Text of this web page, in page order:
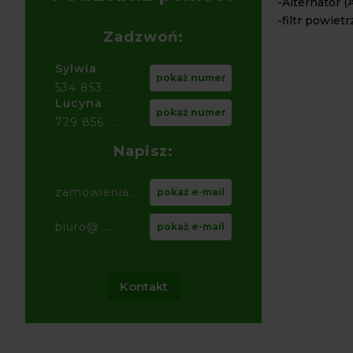
Zadzwoń:
Sylwia
534 853 ...
pokaż numer
Lucyna
729 856 ...
pokaż numer
Napisz:
zamowienia@ ... pokaż e-mail
biuro@ ... pokaż e-mail
Kontakt
-filtr